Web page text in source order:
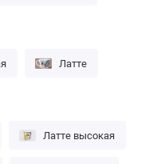
Латте
Латте высокая